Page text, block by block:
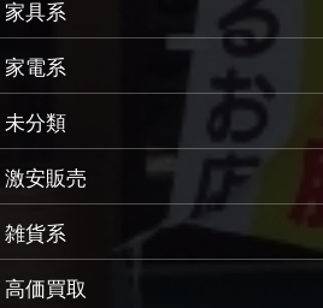
家具系
家電系
未分類
激安販売
雑貨系
高価買取